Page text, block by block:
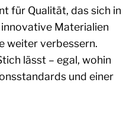
für Qualität, das sich in
Materialien
weiter verbessern.
lässt – egal, wohin
und einer